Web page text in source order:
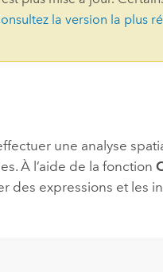
et
l’univers
Tous les récits
la version la plus
une analyse
À l’aide de la fonction
des expressions et les